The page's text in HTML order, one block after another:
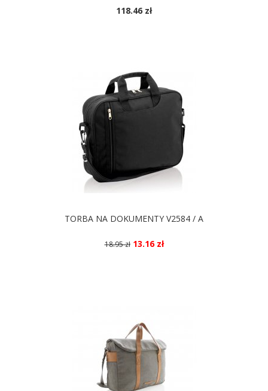
118.46 zł
TORBA NA DOKUMENTY V2584 / A
18.95 zł 13.16 zł